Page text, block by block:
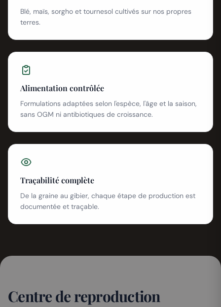
Blé, maïs, sorgho et tournesol cultivés sur nos propres
terres.
Alimentation contrôlée
Formulations adaptées selon l'espèce, l'âge et la saison,
sans OGM ni antibiotiques de croissance.
Traçabilité complète
De la graine au gibier, chaque étape de production est
documentée et traçable.
Centre de reproduction